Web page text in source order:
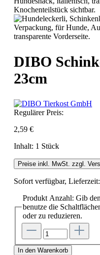
DIBO
23cm
Regulärer Preis:
2,59 €
Inhalt: 1 Stück
Preise inkl. MwSt. zzgl.
Sofort verfügbar,
Produkt Anzahl: Gib
benutze die
oder zu reduzieren.
In den Warenkorb